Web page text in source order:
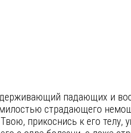
падающих и
страдающего
прикоснись к его телу,